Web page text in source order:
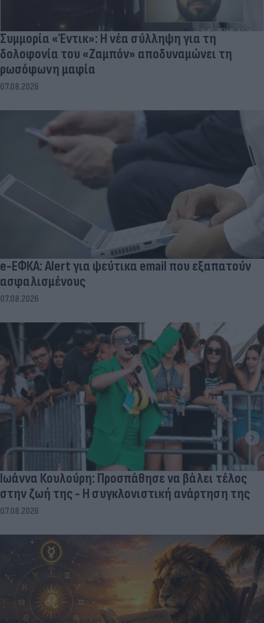
Συμμορία «Έντικ»: Η νέα σύλληψη για τη
δολοφονία του «Ζαμπόν» αποδυναμώνει τη
ρωσόφωνη μαφία
07.08.2026
e-ΕΦΚΑ: Alert για ψεύτικα email που εξαπατούν
ασφαλισμένους
07.08.2026
Ιωάννα Κουλούρη: Προσπάθησε να βάλει τέλος
στην ζωή της - Η συγκλονιστική ανάρτηση της
07.08.2026